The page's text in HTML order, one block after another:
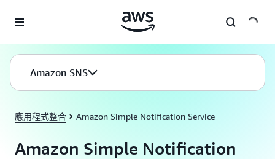
Amazon SNS
應用程式整合 Amazon Simple Notification Service
Amazon Simple Notification